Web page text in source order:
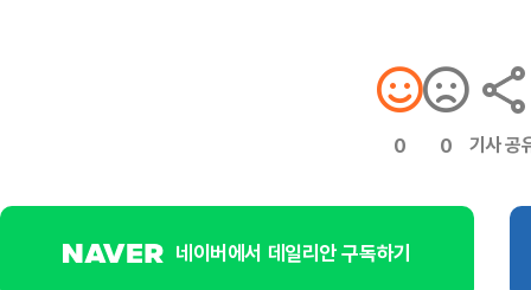
0 0 기사 공
네이버에서 데일리안 구독하기